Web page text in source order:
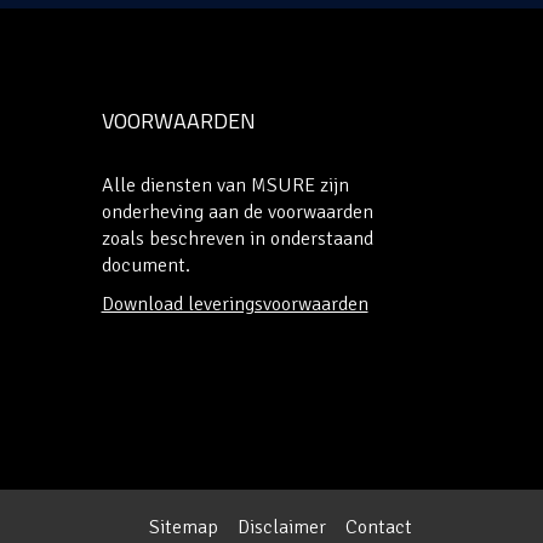
VOORWAARDEN
Alle diensten van MSURE zijn
onderheving aan de voorwaarden
zoals beschreven in onderstaand
document.
Download leveringsvoorwaarden
Sitemap Disclaimer Contact